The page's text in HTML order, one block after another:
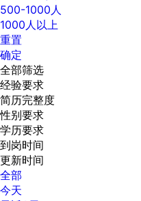
500-1000人
1000人以上
重置
确定
全部筛选
经验要求
简历完整度
性别要求
学历要求
到岗时间
更新时间
全部
今天